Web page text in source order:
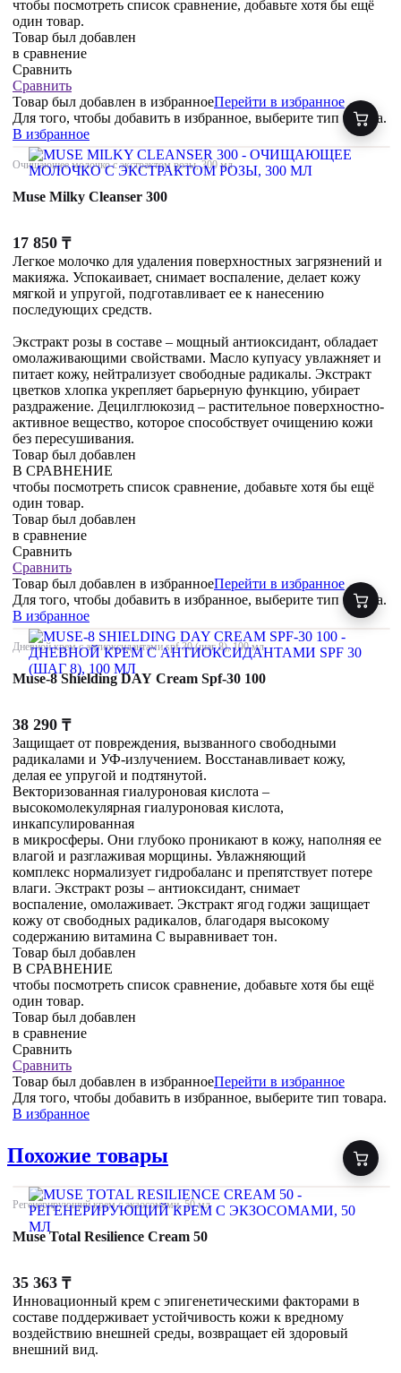
чтобы посмотреть список сравнение, добавьте хотя бы ещё
один товар.
Товар был добавлен
в сравнение
Сравнить
Сравнить
Товар был добавлен в избранноеПерейти в избранное
Для того, чтобы добавить в избранное, выберите тип товара.
В избранное
Очищающее молочко с экстрактом розы, 300 мл
Muse Milky Cleanser 300
17 850 ₸
Легкое молочко для удаления поверхностных загрязнений и
макияжа. Успокаивает, снимает воспаление, делает кожу
мягкой и упругой, подготавливает ее к нанесению
последующих средств.
Экстракт розы в составе – мощный антиоксидант, обладает
омолаживающими свойствами. Масло купуасу увлажняет и
питает кожу, нейтрализует свободные радикалы. Экстракт
цветков хлопка укрепляет барьерную функцию, убирает
раздражение. Децилглюкозид – растительное поверхностно-
активное вещество, которое способствует очищению кожи
без пересушивания.
Товар был добавлен
В СРАВНЕНИЕ
чтобы посмотреть список сравнение, добавьте хотя бы ещё
один товар.
Товар был добавлен
в сравнение
Сравнить
Сравнить
Товар был добавлен в избранноеПерейти в избранное
Для того, чтобы добавить в избранное, выберите тип товара.
В избранное
Дневной крем с антиоксидантами spf 30 (шаг 8), 100 мл
Muse-8 Shielding DAY Cream Spf-30 100
38 290 ₸
Защищает от повреждения, вызванного свободными
радикалами и УФ-излучением. Восстанавливает кожу,
делая ее упругой и подтянутой.
Векторизованная гиалуроновая кислота –
высокомолекулярная гиалуроновая кислота,
инкапсулированная
в микросферы. Они глубоко проникают в кожу, наполняя ее
влагой и разглаживая морщины. Увлажняющий
комплекс нормализует гидробаланс и препятствует потере
влаги. Экстракт розы – антиоксидант, снимает
воспаление, омолаживает. Экстракт ягод годжи защищает
кожу от свободных радикалов, благодаря высокому
содержанию витамина С выравнивает тон.
Товар был добавлен
В СРАВНЕНИЕ
чтобы посмотреть список сравнение, добавьте хотя бы ещё
один товар.
Товар был добавлен
в сравнение
Сравнить
Сравнить
Товар был добавлен в избранноеПерейти в избранное
Для того, чтобы добавить в избранное, выберите тип товара.
В избранное
Похожие товары
Регенерирующий крем с экзосомами, 50 мл
Muse Total Resilience Cream 50
35 363 ₸
Инновационный крем с эпигенетическими факторами в
составе поддерживает устойчивость кожи к вредному
воздействию внешней среды, возвращает ей здоровый
внешний вид.